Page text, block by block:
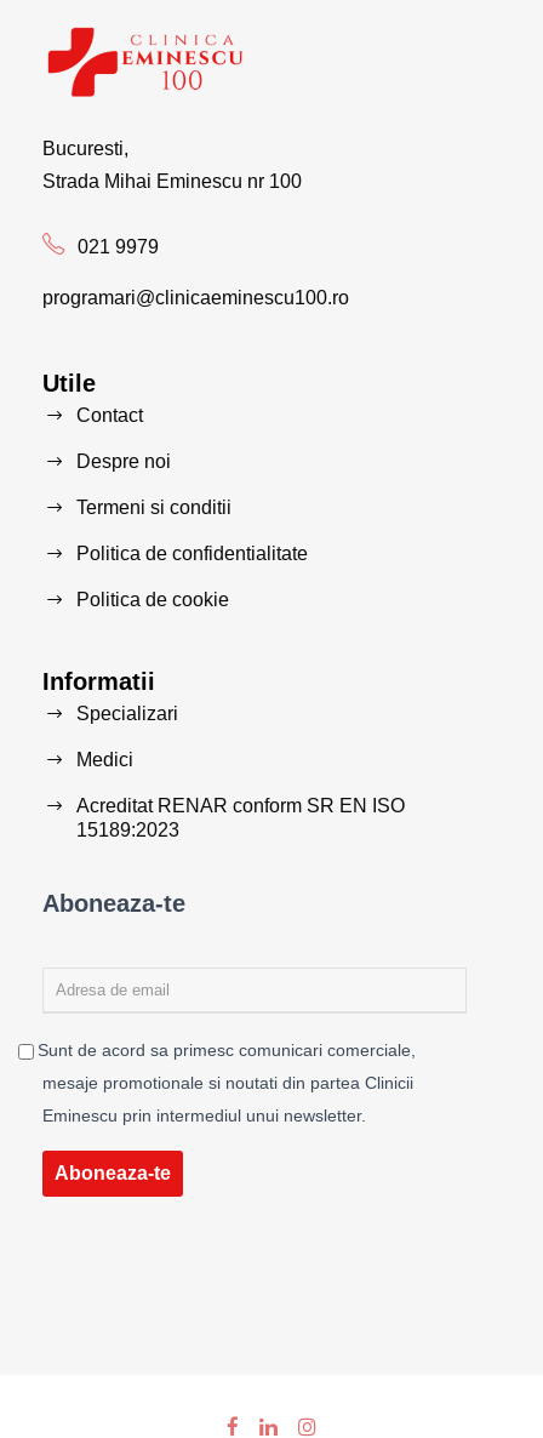
Bucuresti,
Strada Mihai Eminescu nr 100
021 9979
programari@clinicaeminescu100.ro
Utile
Contact
Despre noi
Termeni si conditii
Politica de confidentialitate
Politica de cookie
Informatii
Specializari
Medici
Acreditat RENAR conform SR EN ISO
15189:2023
Aboneaza-te
Sunt de acord sa primesc comunicari comerciale,
mesaje promotionale si noutati din partea Clinicii
Eminescu prin intermediul unui newsletter.
Aboneaza-te